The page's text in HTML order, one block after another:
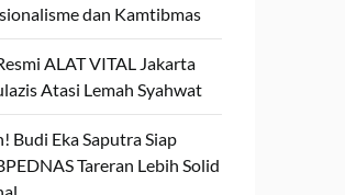
dan Kamtibmas
ALAT VITAL Jakarta
Atasi Lemah Syahwat
Budi Eka Saputra Siap
Tareran Lebih Solid